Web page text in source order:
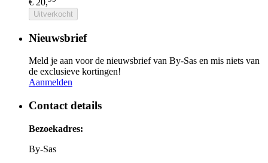
Uitverkocht
Nieuwsbrief
Meld je aan voor de nieuwsbrief van By-Sas en mis niets van
de exclusieve kortingen!
Aanmelden
Contact details
Bezoekadres:
By-Sas